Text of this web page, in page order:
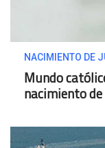
NACIMIENTO DE
Mundo
nacimiento